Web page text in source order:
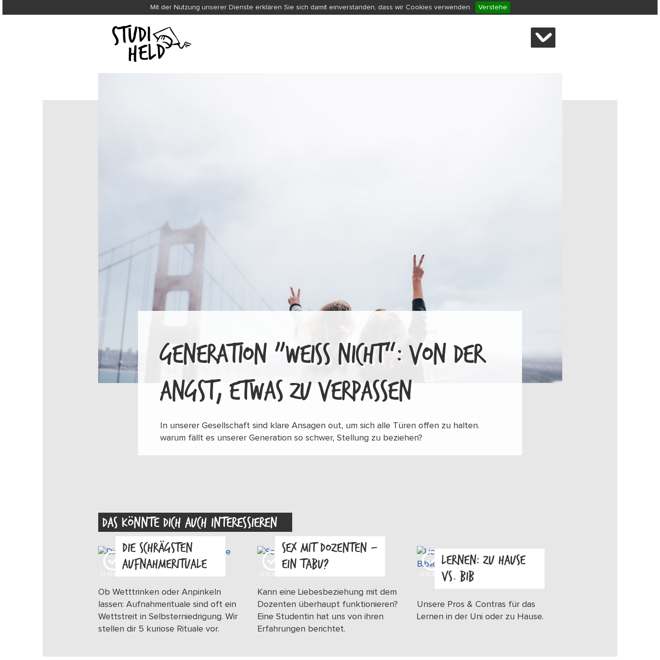
Mit der Nutzung unserer Dienste erklären Sie sich damit einverstanden, dass wir Cookies verwenden. Verstehe
GENERATION „WEISS NICHT“: VON DER A
NGST, ETWAS ZU VERPASSEN
In unserer Gesellschaft sind klare Ansagen out, um sich alle Türen offen zu halten.
warum fällt es unserer Generation so schwer, Stellung zu beziehen?
DAS KÖNNTE DICH AUCH INTERESSIEREN
DIE SCHRÄGSTEN
AUFNAHMERITUALE
Ob Wetttrinken oder Anpinkeln
lassen: Aufnahmerituale sind oft ein
Wettstreit in Selbsterniedrigung. Wir
stellen dir 5 kuriose Rituale vor.
SEX MIT DOZENTEN –
EIN TABU?
Kann eine Liebesbeziehung mit dem
Dozenten überhaupt funktionieren?
Eine Studentin hat uns von ihren
Erfahrungen berichtet.
KUDOS
LERNEN: ZU HAUSE
VS. BIB
Unsere Pros & Contras für das
Lernen in der Uni oder zu Hause.